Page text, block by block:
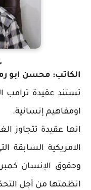
الكاتب: محسن ابو
تستند عقيدة ترامب
اومفاهيم إنسانية.
انها عقيدة تتجاوز
الامريكية السابقة
وحقوق الإنسان
انظمتها من أجل